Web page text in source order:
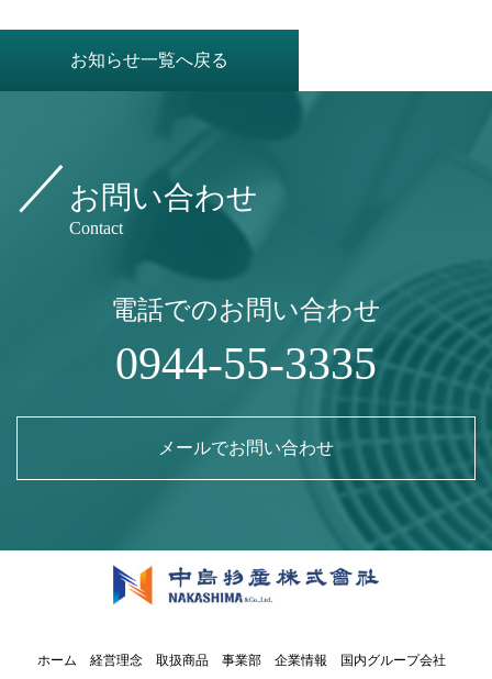
お知らせ一覧へ戻る
お問い合わせ
Contact
電話でのお問い合わせ
0944-55-3335
メールでお問い合わせ
ホーム 経営理念 取扱商品 事業部 企業情報 国内グループ会社